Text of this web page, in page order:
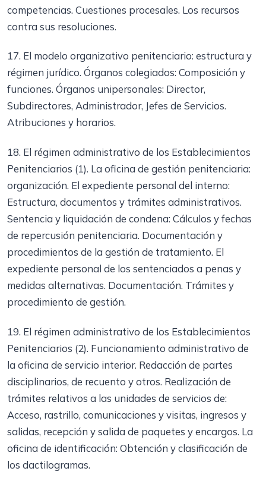
competencias. Cuestiones procesales. Los recursos
contra sus resoluciones.
17. El modelo organizativo penitenciario: estructura y
régimen jurídico. Órganos colegiados: Composición y
funciones. Órganos unipersonales: Director,
Subdirectores, Administrador, Jefes de Servicios.
Atribuciones y horarios.
18. El régimen administrativo de los Establecimientos
Penitenciarios (1). La oficina de gestión penitenciaria:
organización. El expediente personal del interno:
Estructura, documentos y trámites administrativos.
Sentencia y liquidación de condena: Cálculos y fechas
de repercusión penitenciaria. Documentación y
procedimientos de la gestión de tratamiento. El
expediente personal de los sentenciados a penas y
medidas alternativas. Documentación. Trámites y
procedimiento de gestión.
19. El régimen administrativo de los Establecimientos
Penitenciarios (2). Funcionamiento administrativo de
la oficina de servicio interior. Redacción de partes
disciplinarios, de recuento y otros. Realización de
trámites relativos a las unidades de servicios de:
Acceso, rastrillo, comunicaciones y visitas, ingresos y
salidas, recepción y salida de paquetes y encargos. La
oficina de identificación: Obtención y clasificación de
los dactilogramas.